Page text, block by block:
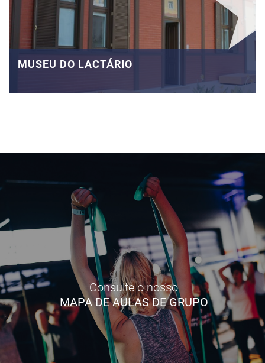
MUSEU DO LACTÁRIO
Consulte o nosso
MAPA DE AULAS DE GRUPO